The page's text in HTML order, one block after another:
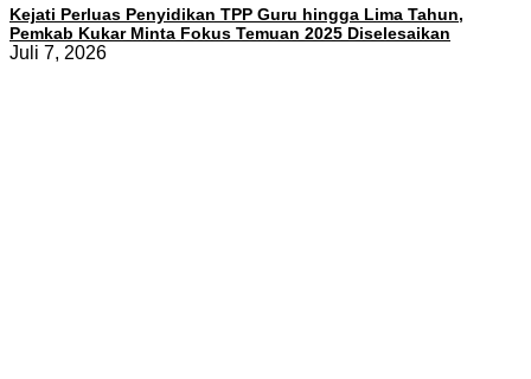
Kejati Perluas Penyidikan TPP Guru hingga Lima Tahun,
Pemkab Kukar Minta Fokus Temuan 2025 Diselesaikan
Juli 7, 2026